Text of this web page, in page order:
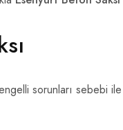
sorunları sebebi ile